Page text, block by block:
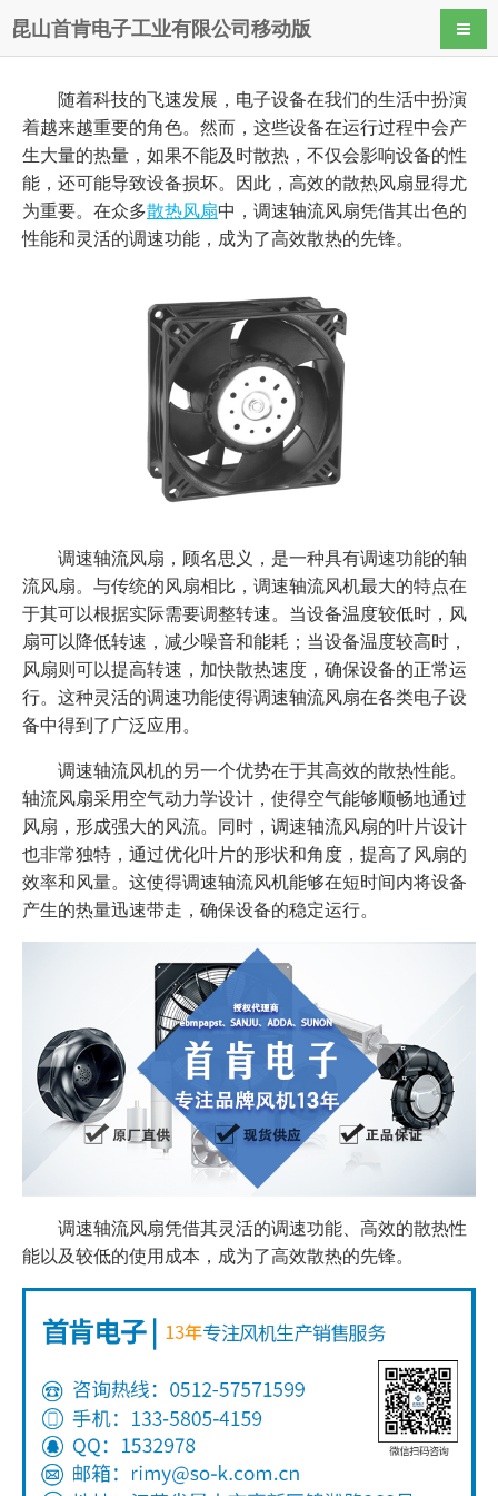
昆山首肯电子工业有限公司移动版 导航
随着科技的飞速发展，电子设备在我们的生活中扮演
着越来越重要的角色。然而，这些设备在运行过程中会产
生大量的热量，如果不能及时散热，不仅会影响设备的性
能，还可能导致设备损坏。因此，高效的散热风扇显得尤
为重要。在众多散热风扇中，调速轴流风扇凭借其出色的
性能和灵活的调速功能，成为了高效散热的先锋。
调速轴流风扇，顾名思义，是一种具有调速功能的轴
流风扇。与传统的风扇相比，调速轴流风机最大的特点在
于其可以根据实际需要调整转速。当设备温度较低时，风
扇可以降低转速，减少噪音和能耗；当设备温度较高时，
风扇则可以提高转速，加快散热速度，确保设备的正常运
行。这种灵活的调速功能使得调速轴流风扇在各类电子设
备中得到了广泛应用。
调速轴流风机的另一个优势在于其高效的散热性能。
轴流风扇采用空气动力学设计，使得空气能够顺畅地通过
风扇，形成强大的风流。同时，调速轴流风扇的叶片设计
也非常独特，通过优化叶片的形状和角度，提高了风扇的
效率和风量。这使得调速轴流风机能够在短时间内将设备
产生的热量迅速带走，确保设备的稳定运行。
调速轴流风扇凭借其灵活的调速功能、高效的散热性
能以及较低的使用成本，成为了高效散热的先锋。